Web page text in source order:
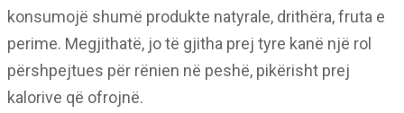
konsumojë shumë produkte natyrale, drithëra, fruta e
perime. Megjithatë, jo të gjitha prej tyre kanë një rol
përshpejtues për rënien në peshë, pikërisht prej
kalorive që ofrojnë.